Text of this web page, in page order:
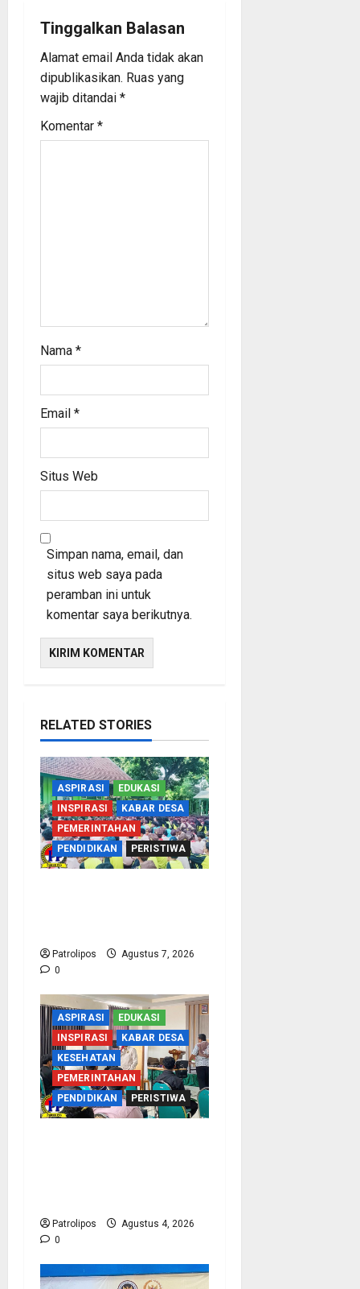
i
g
a
t
Tinggalkan Balasan
Alamat email Anda tidak akan
dipublikasikan. Ruas yang
wajib ditandai *
Komentar *
Nama *
Email *
Situs Web
Simpan nama, email, dan
situs web saya pada
peramban ini untuk
komentar saya berikutnya.
RELATED STORIES
ASPIRASI
EDUKASI
INSPIRASI
KABAR DESA
PEMERINTAHAN
PENDIDIKAN
PERISTIWA
Patrolipos
Agustus 7, 2026
0
ASPIRASI
EDUKASI
INSPIRASI
KABAR DESA
KESEHATAN
PEMERINTAHAN
PENDIDIKAN
PERISTIWA
Patrolipos
Agustus 4, 2026
0